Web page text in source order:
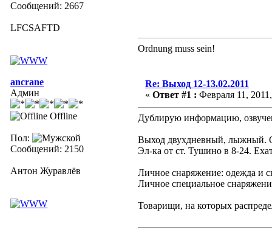
Сообщений: 2667
LFCSAFTD
Ordnung muss sein!
ancrane
Админ
Offline
Пол:
Сообщений: 2150
Антон Журавлёв
Re: Выход 12-13.02.2011
« Ответ #1 : Февраля 11,
Дублирую информацию,
Выход двухдневный, лыжный.
Эл-ка от ст. Тушино в 8-24.
Личное снаряжение: одежда и
Личное специальное
Товарищи, на которых